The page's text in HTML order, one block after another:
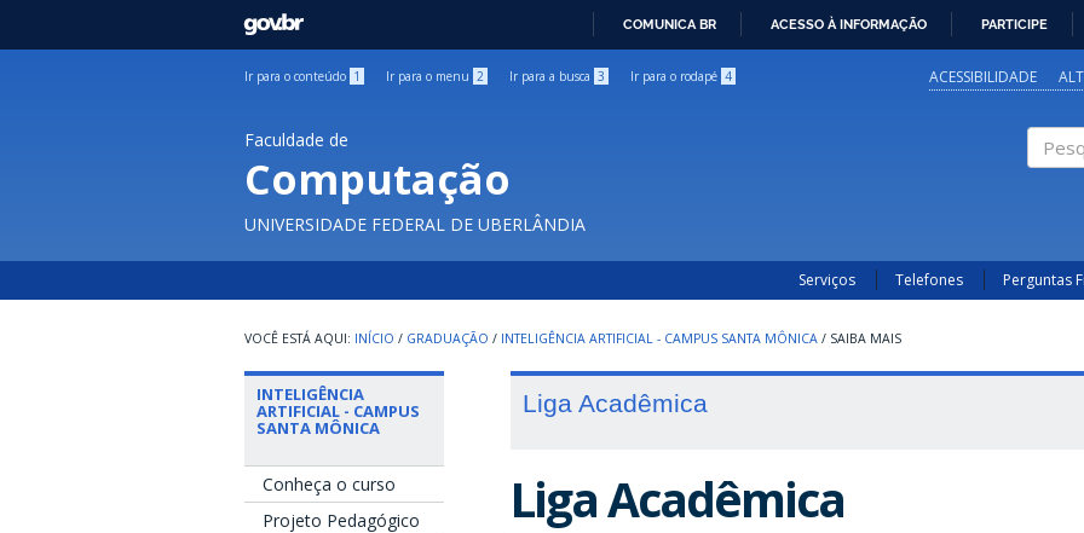
GOVBR
COMUNICA BR ACESSO À INFORMAÇÃO PARTICIPE
Ir para o conteúdo 1 Ir para o menu 2 Ir para a busca 3 Ir para o rodapé 4 ACESSIBILIDADE
Faculdade de
Computação
UNIVERSIDADE FEDERAL DE UBERLÂNDIA
Serviços Telefones Perguntas
INÍCIO / GRADUAÇÃO / INTELIGÊNCIA ARTIFICIAL - CAMPUS SANTA MÔNICA / SAIBA MAIS
INTELIGÊNCIA
ARTIFICIAL - CAMPUS
SANTA MÔNICA
Conheça o curso
Projeto Pedagógico
Liga Acadêmica
Liga Acadêmica